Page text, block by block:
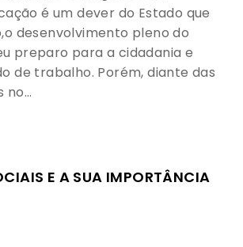
é um dever do Estado que
desenvolvimento pleno do
preparo para a cidadania e
de trabalho. Porém, diante das
no…
E A SUA IMPORTÂNCIA